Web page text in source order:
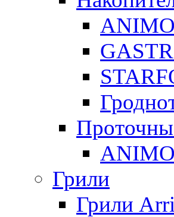
ANIMO
ANIMO
Грили
Грили